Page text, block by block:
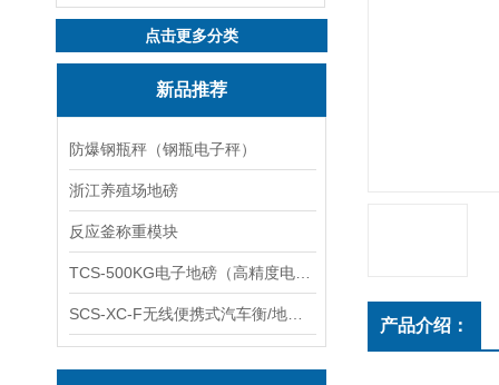
点击更多分类
新品推荐
防爆钢瓶秤（钢瓶电子秤）
浙江养殖场地磅
反应釜称重模块
产品介绍：